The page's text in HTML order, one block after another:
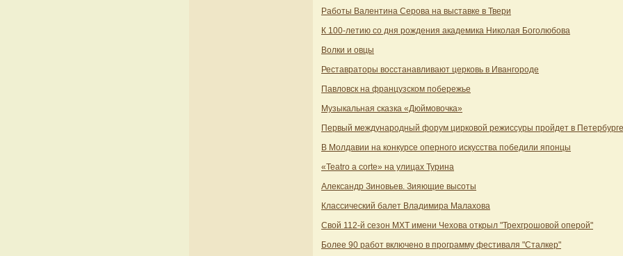
Работы Валентина Серова на выставке в Твери
К 100-летию со дня рождения академика Николая Боголюбова
Волки и овцы
Реставраторы восстанавливают церковь в Ивангороде
Павловск на французском побережье
Музыкальная сказка «Дюймовочка»
Первый международный форум цирковой режиссуры пройдет в Петербурге
В Молдавии на конкурсе оперного искусства победили японцы
«Teatro a corte» на улицах Турина
Александр Зиновьев. Зияющие высоты
Классический балет Владимира Малахова
Свой 112-й сезон МХТ имени Чехова открыл "Трехгрошовой оперой"
Более 90 работ включено в программу фестиваля "Сталкер"